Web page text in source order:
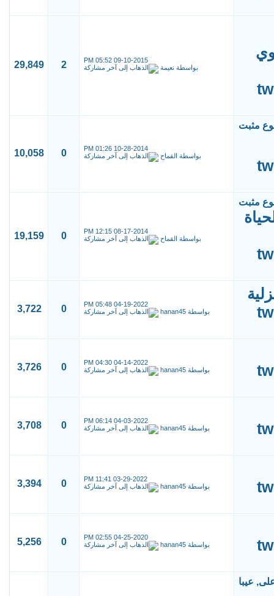
09-10-2015
05:52 PM
بواسطة نعيمة 2
29,849
10-28-2014
01:26 PM
بواسطة القماح 0
10,058
08-17-2014
12:15 PM
بواسطة القماح 0
19,159
04-19-2022
05:48 PM
بواسطة hanan45
0
3,722
04-14-2022
04:30 PM
بواسطة hanan45
0
3,726
04-03-2022
06:14 PM
بواسطة hanan45
0
3,708
03-29-2022
11:41 PM
بواسطة hanan45
0
3,394
04-25-2020
02:55 PM
بواسطة hanan45
0
5,256